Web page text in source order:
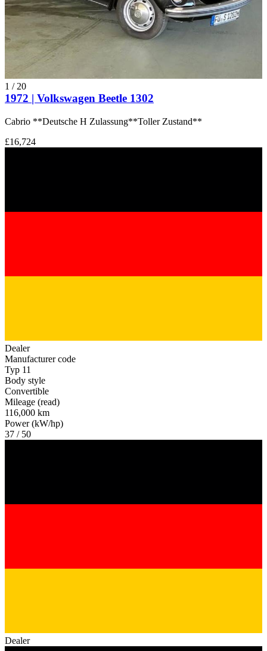
1 / 20
1972 | Volkswagen Beetle 1302
Cabrio **Deutsche H Zulassung**Toller Zustand**
£16,724
Dealer
Manufacturer code
Typ 11
Body style
Convertible
Mileage (read)
116,000 km
Power (kW/hp)
37 / 50
Dealer